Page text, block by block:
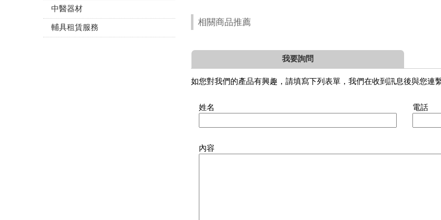
中醫器材
輔具租賃服務
相關商品推薦
我要詢問
如您對我們的產品有興趣，請填寫下列表單，我們在收到訊息後與您連
姓名 電話
內容